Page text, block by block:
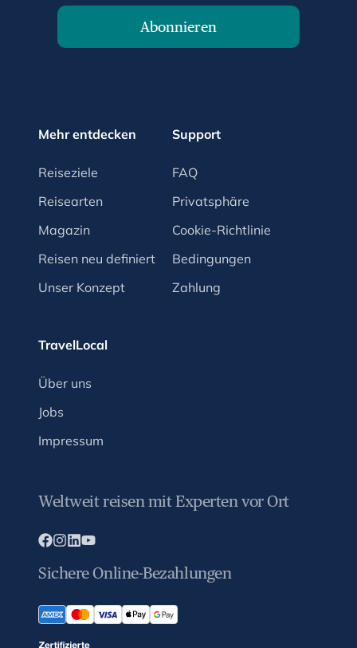
Abonnieren
Mehr entdecken
Reiseziele
Reisearten
Magazin
Reisen neu definiert
Unser Konzept
Support
FAQ
Privatsphäre
Cookie-Richtlinie
Bedingungen
Zahlung
TravelLocal
Über uns
Jobs
Impressum
Weltweit reisen mit Experten vor Ort
Sichere Online-Bezahlungen